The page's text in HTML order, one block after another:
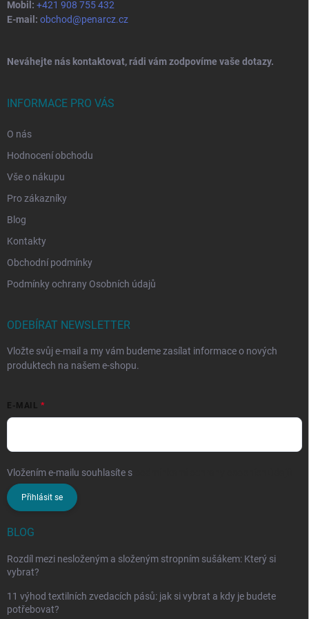
Mobil: +421 908 755 432
E-mail: obchod@penarcz.cz
Neváhejte nás kontaktovat, rádi vám zodpovíme vaše dotazy.
INFORMACE PRO VÁS
O nás
Hodnocení obchodu
Vše o nákupu
Pro zákazníky
Blog
Kontakty
Obchodní podmínky
Podmínky ochrany Osobních údajů
ODEBÍRAT NEWSLETTER
Vložte svůj e-mail a my vám budeme zasílat informace o nových
produktech na našem e-shopu.
E-MAIL
Vložením e-mailu souhlasíte s
Přihlásit se
BLOG
Rozdíl mezi nesloženým a složeným stropním sušákem: Který si
vybrat?
11 výhod textilních zvedacích pásů: jak si vybrat a kdy je budete
potřebovat?